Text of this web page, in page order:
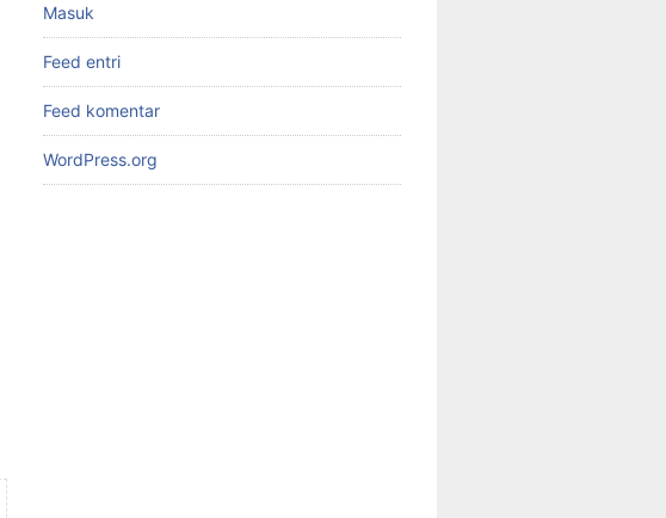
Masuk
Feed entri
Feed komentar
WordPress.org